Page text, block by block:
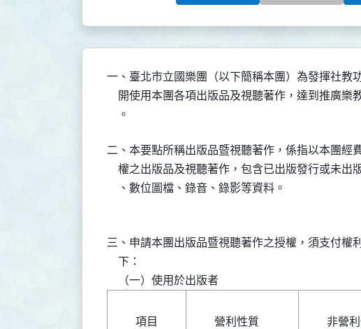
一、臺北市立國樂團（以下簡稱本團）為發揮社教
開使用本團各項出版品及視聽著作，達到推廣樂
    。
二、本要點所稱出版品暨視聽著作，係指以本團經
權之出版品及視聽著作，包含已出版發行或未出
    、數位圖檔、錄音、錄影等資料。
三、申請本團出版品暨視聽著作之授權，須支付權
    下：
項目 營利性質 非營